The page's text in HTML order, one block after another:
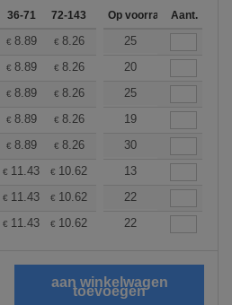
36-71 72-143 144-287 288 + Meer
Op voorraadAant.
€ 8.89 € 8.26 7.62
25
€ 8.89 € 8.26 7.62
20
€ 8.89 € 8.26 7.62
25
€ 8.89 € 8.26 7.62
19
€ 8.89 € 8.26 7.62
30
€ 11.43 € 10.62 9.80
13
€ 11.43 € 10.62 9.80
22
€ 11.43 € 10.62 9.80
22